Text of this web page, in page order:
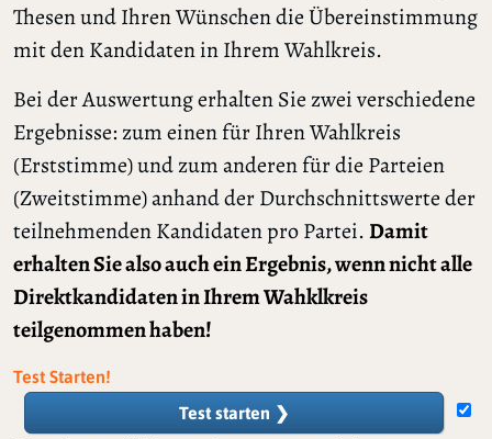
Thesen und Ihren Wünschen die Übereinstimmung
mit den Kandidaten in Ihrem Wahlkreis.
Bei der Auswertung erhalten Sie zwei verschiedene
Ergebnisse: zum einen für Ihren Wahlkreis
(Erststimme) und zum anderen für die Parteien
(Zweitstimme) anhand der Durchschnittswerte der
teilnehmenden Kandidaten pro Partei.Damit
erhalten Sie also auch ein Ergebnis, wenn nicht alle
Direktkandidaten in Ihrem Wahklkreis
teilgenommen haben!
Test Starten!
Test starten ❯